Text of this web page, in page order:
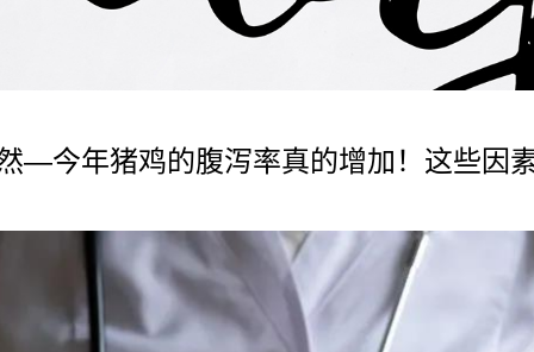
—今年猪鸡的腹泻率真的增加！这些因